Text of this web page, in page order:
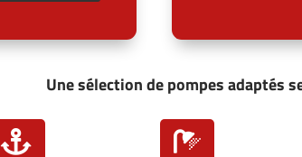
Une sélection de pompes adaptés
 